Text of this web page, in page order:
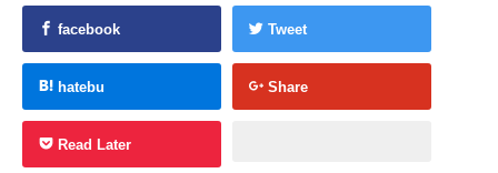
facebook Tweet
hatebu Share
Read Later